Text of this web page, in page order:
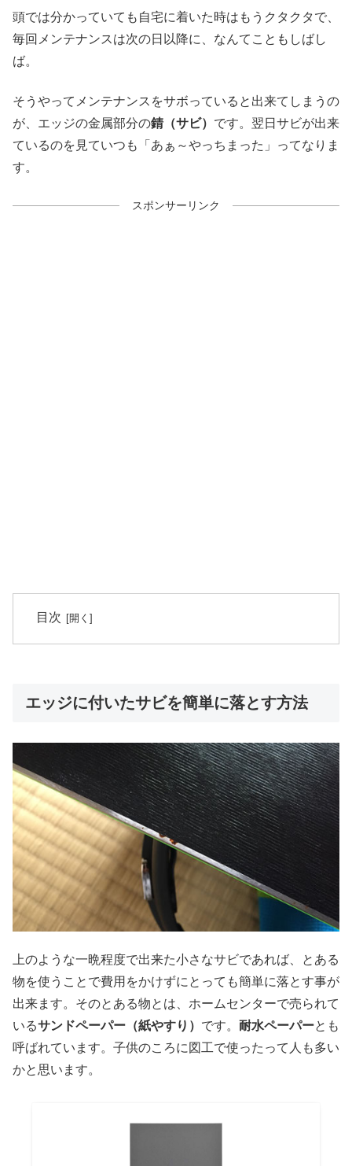
頭では分かっていても自宅に着いた時はもうクタクタで、
毎回メンテナンスは次の日以降に、なんてこともしばし
ば。
そうやってメンテナンスをサボっていると出来てしまうの
が、エッジの金属部分の錆（サビ） です。翌日サビが出来
ているのを見ていつも「あぁ～やっちまった」ってなりま
す。
スポンサーリンク
目次
エッジに付いたサビを簡単に落とす方法
上のような一晩程度で出来た小さなサビであれば、とある
物を使うことで費用をかけずにとっても簡単に落とす事が
出来ます。そのとある物とは、ホームセンターで売られて
いるサンドペーパー（紙やすり） です。 耐水ペーパーとも
呼ばれています。子供のころに図工で使ったって人も多い
かと思います。